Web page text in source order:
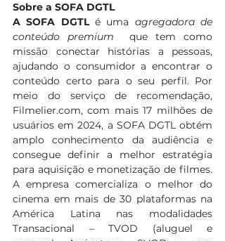
Sobre a SOFA DGTL
A SOFA DGTL é uma agregadora de
conteúdo premium
que tem como
missão conectar histórias a pessoas,
ajudando o consumidor a encontrar o
conteúdo certo para o seu perfil. Por
Filmelier.com, com mais 17 milhões de
usuários em 2024, a SOFA DGTL obtém
amplo conhecimento da audiência e
consegue definir a melhor estratégia
para aquisição e monetização de filmes.
A empresa comercializa o melhor do
cinema em mais de 30 plataformas na
América Latina nas modalidades
Transacional – TVOD (aluguel e